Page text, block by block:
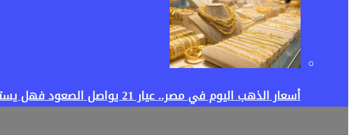
أسعار الذهب اليوم في مصر.. عيار 21 يواصل الصعود فهل يستمر الارتفاع أم يبدأ التراجع؟